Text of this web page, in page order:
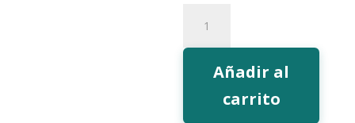
Tinta
EcoInk
cantidad
Añadir al
carrito